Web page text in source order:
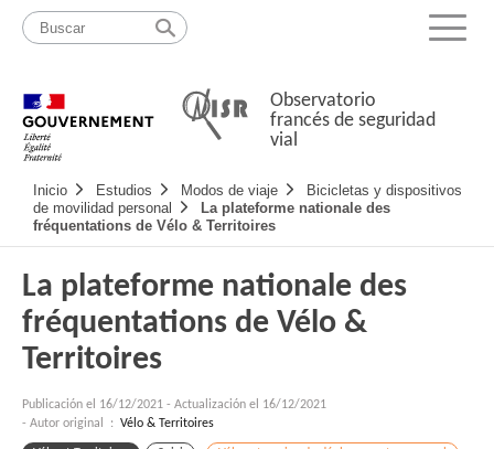
Pasar
contenido
Mapa
web
Menu
Observatorio
francés de seguridad
vial
Navigation
principale
Inicio Estudios Modos de viaje
Bicicletas y dispositivos
de movilidad personal
La plateforme nationale des
fréquentations de Vélo & Territoires
La plateforme nationale des
fréquentations de Vélo &
Territoires
Publicación el 16/12/2021 - Actualización el 16/12/2021
- Autor original : Vélo & Territoires